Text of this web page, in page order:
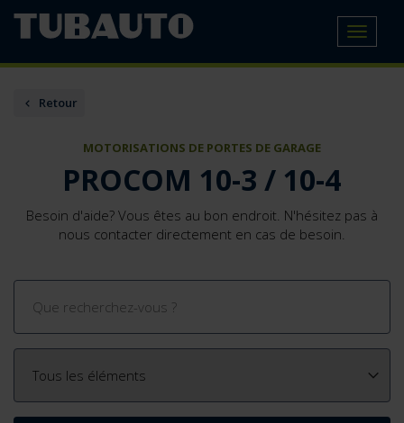
Toggle
Retour
MOTORISATIONS DE PORTES DE GARAGE
PROCOM 10-3 / 10-4
Besoin d'aide? Vous êtes au bon endroit. N'hésitez pas à
nous contacter directement en cas de besoin.